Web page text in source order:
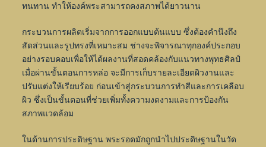
ทนทาน ทำให้องค์พระสามารถคงสภาพได้ยาวนาน
กระบวนการผลิตเริ่มจากการออกแบบต้นแบบ ซึ่งต้องคำนึงถึง
สัดส่วนและรูปทรงที่เหมาะสม ช่างจะพิจารณาทุกองค์ประกอบ
อย่างรอบคอบเพื่อให้ได้ผลงานที่สอดคล้องกับแนวทางพุทธศิลป์
เมื่อผ่านขั้นตอนการหล่อ จะมีการเก็บรายละเอียดผิวงานและ
ปรับแต่งให้เรียบร้อย ก่อนเข้าสู่กระบวนการทำสีและการเคลือบ
ผิว ซึ่งเป็นขั้นตอนที่ช่วยเพิ่มทั้งความงดงามและการป้องกัน
สภาพแวดล้อม
ในด้านการประดิษฐาน พระรอดมักถูกนำไปประดิษฐานในวัด